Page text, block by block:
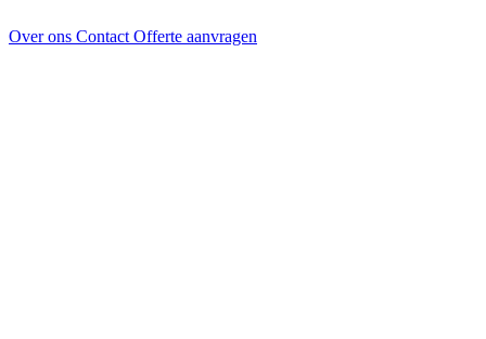
Over ons Contact Offerte aanvragen